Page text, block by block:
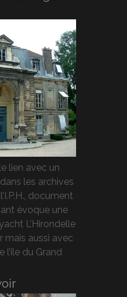
lien avec un
les archives
document
évoque une
L’Hirondelle
mais aussi avec
l’île du Grand